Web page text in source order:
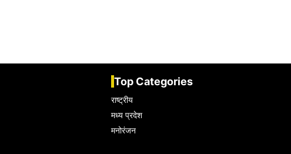
Top Categories
राष्ट्रीय
मध्य प्रदेश
मनोरंजन